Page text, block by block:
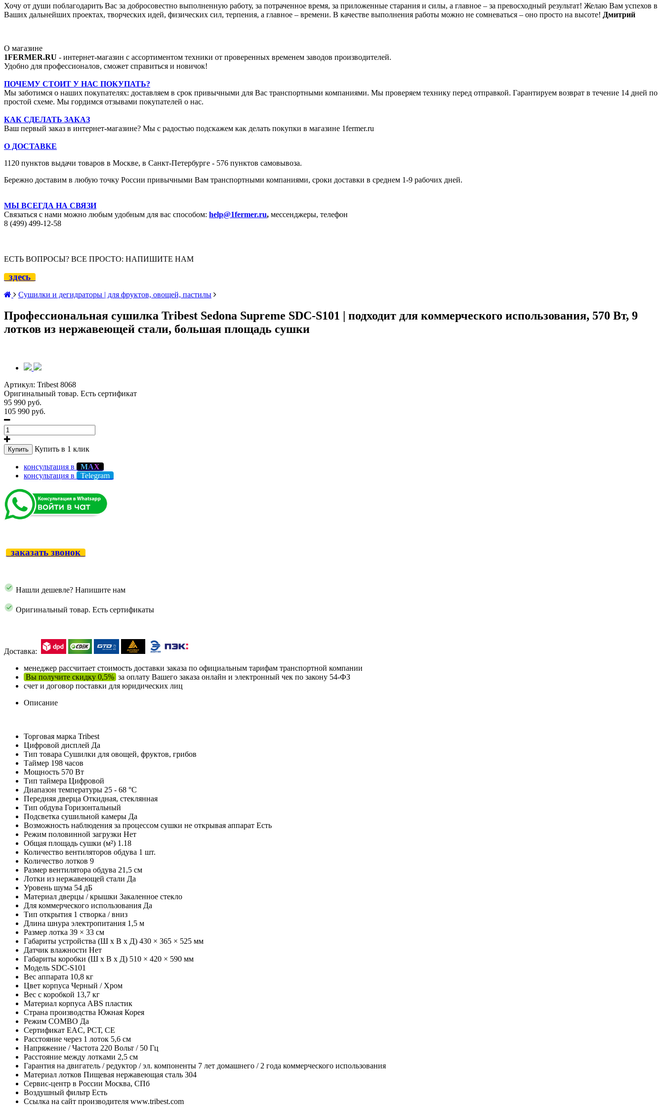
Хочу от души поблагодарить Вас за добросовестно выполненную работу, за потраченное время, за приложенные старания и силы, а главное – за превосходный результат! Желаю Вам успехов в
Ваших дальнейших проектах, творческих идей, физических сил, терпения, а главное – времени. В качестве выполнения работы можно не сомневаться – оно просто на высоте! Дмитрий
О магазине
1FERMER.RU - интернет-магазин с ассортиментом техники от проверенных временем заводов производителей.
Удобно для профессионалов, сможет справиться и новичок!
ПОЧЕМУ СТОИТ У НАС ПОКУПАТЬ?
Мы заботимся о наших покупателях: доставляем в срок привычными для Вас транспортными компаниями. Мы проверяем технику перед отправкой. Гарантируем возврат в течение 14 дней по
простой схеме. Мы гордимся отзывами покупателей о нас.
КАК СДЕЛАТЬ ЗАКАЗ
Ваш первый заказ в интернет-магазине? Мы с радостью подскажем как делать покупки в магазине 1fermer.ru
О ДОСТАВКЕ
1120 пунктов выдачи товаров в Москве, в Санкт-Петербурге - 576 пунктов самовывоза.
Бережно доставим в любую точку России привычными Вам транспортными компаниями, сроки доставки в среднем 1-9 рабочих дней.
МЫ ВСЕГДА НА СВЯЗИ
Связаться с нами можно любым удобным для вас способом: help@1fermer.ru, мессенджеры, телефон
8 (499) 499-12-58
ЕСТЬ ВОПРОСЫ? ВСЕ ПРОСТО: НАПИШИТЕ НАМ
здесь
Сушилки и дегидраторы | для фруктов, овощей, пастилы
Профессиональная сушилка Tribest Sedona Supreme SDC-S101 | подходит для коммерческого использования, 570 Вт, 9
лотков из нержавеющей стали, большая площадь сушки
Артикул: Tribest 8068
Оригинальный товар. Есть сертификат
95 990 руб.
105 990 руб.
Купить Купить в 1 клик
консультация в МАХ
консультация в Telegram
заказать звонок
Нашли дешевле? Напишите нам
Оригинальный товар. Есть сертификаты
Доставка:
менеджер рассчитает стоимость доставки заказа по официальным тарифам транспортной компании
Вы получите скидку 0,5% за оплату Вашего заказа онлайн и электронный чек по закону 54-ФЗ
счет и договор поставки для юридических лиц
Описание
Торговая марка Tribest
Цифровой дисплей Да
Тип товара Сушилки для овощей, фруктов, грибов
Таймер 198 часов
Мощность 570 Вт
Тип таймера Цифровой
Диапазон температуры 25 - 68 °C
Передняя дверца Откидная, стеклянная
Тип обдува Горизонтальный
Подсветка сушильной камеры Да
Возможность наблюдения за процессом сушки не открывая аппарат Есть
Режим половинной загрузки Нет
Общая площадь сушки (м²) 1.18
Количество вентиляторов обдува 1 шт.
Количество лотков 9
Размер вентилятора обдува 21,5 см
Лотки из нержавеющей стали Да
Уровень шума 54 дБ
Материал дверцы / крышки Закаленное стекло
Для коммерческого использования Да
Тип открытия 1 створка / вниз
Длина шнура электропитания 1,5 м
Размер лотка 39 × 33 см
Габариты устройства (Ш х В х Д) 430 × 365 × 525 мм
Датчик влажности Нет
Габариты коробки (Ш х В х Д) 510 × 420 × 590 мм
Модель SDC-S101
Вес аппарата 10,8 кг
Цвет корпуса Черный / Хром
Вес с коробкой 13,7 кг
Материал корпуса ABS пластик
Страна производства Южная Корея
Режим COMBO Да
Сертификат EAC, РСТ, CE
Расстояние через 1 лоток 5,6 см
Напряжение / Частота 220 Вольт / 50 Гц
Расстояние между лотками 2,5 см
Гарантия на двигатель / редуктор / эл. компоненты 7 лет домашнего / 2 года коммерческого использования
Материал лотков Пищевая нержавеющая сталь 304
Сервис-центр в России Москва, СПб
Воздушный фильтр Есть
Ссылка на сайт производителя www.tribest.com